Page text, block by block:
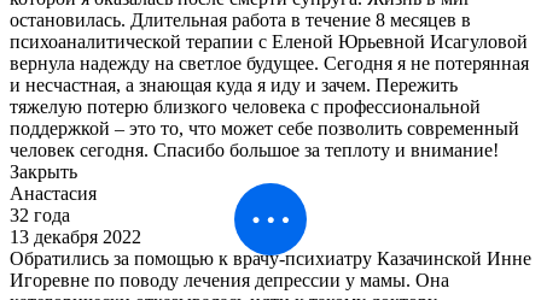
остановилась. Длительная работа в течение 8 месяцев в
психоаналитической терапии с Еленой Юрьевной Исагуловой
вернула надежду на светлое будущее. Сегодня я не потерянная
и несчастная, а знающая куда я иду и зачем. Пережить
тяжелую потерю близкого человека с профессиональной
поддержкой – это то, что может себе позволить современный
человек сегодня. Спасибо большое за теплоту и внимание!
Закрыть
Анастасия
32 года
13 декабря 2022
Обратились за помощью к врачу-психиатру Казачинской Инне
Игоревне по поводу лечения депрессии у мамы. Она